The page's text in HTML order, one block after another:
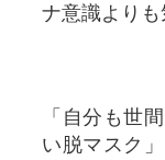
ナ意識より
「自分も世
い脱マスク